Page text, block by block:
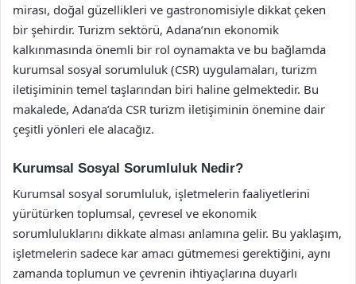
mirası, doğal güzellikleri ve gastronomisiyle dikkat çeken
bir şehirdir. Turizm sektörü, Adana’nın ekonomik
kalkınmasında önemli bir rol oynamakta ve bu bağlamda
kurumsal sosyal sorumluluk (CSR) uygulamaları, turizm
iletişiminin temel taşlarından biri haline gelmektedir. Bu
makalede, Adana’da CSR turizm iletişiminin önemine dair
çeşitli yönleri ele alacağız.
Kurumsal Sosyal Sorumluluk Nedir?
Kurumsal sosyal sorumluluk, işletmelerin faaliyetlerini
yürütürken toplumsal, çevresel ve ekonomik
sorumluluklarını dikkate alması anlamına gelir. Bu yaklaşım,
işletmelerin sadece kar amacı gütmemesi gerektiğini, aynı
zamanda toplumun ve çevrenin ihtiyaçlarına duyarlı